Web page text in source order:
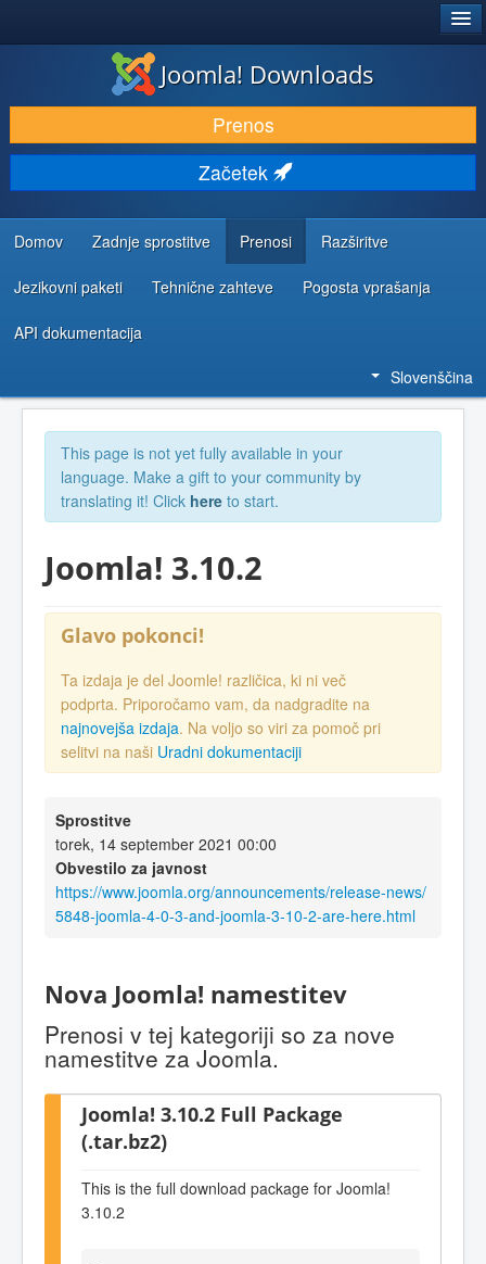
PRENESI IN RAZŠIRI
ODKRIJTE & IZVEJTE
SKUPNOST IN PODPORA
VIRI ZA RAZVIJALCE
Joomla! Downloads
Prenos
Začetek
Domov Zadnje sprostitve Prenosi Razširitve
Jezikovni paketi Tehnične zahteve Pogosta vprašanja
API dokumentacija
Slovenščina
This page is not yet fully available in your
language. Make a gift to your community by
translating it! Click here to start.
Joomla! 3.10.2
Glavo pokonci!
Ta izdaja je del Joomle! različica, ki ni več
podprta. Priporočamo vam, da nadgradite na
najnovejša izdaja. Na voljo so viri za pomoč pri
selitvi na naši Uradni dokumentaciji
Sprostitve
torek, 14 september 2021 00:00
Obvestilo za javnost
https://www.joomla.org/announcements/release-news/
5848-joomla-4-0-3-and-joomla-3-10-2-are-here.html
Nova Joomla! namestitev
Prenosi v tej kategoriji so za nove
namestitve za Joomla.
Joomla! 3.10.2 Full Package
(.tar.bz2)
This is the full download package for Joomla!
3.10.2